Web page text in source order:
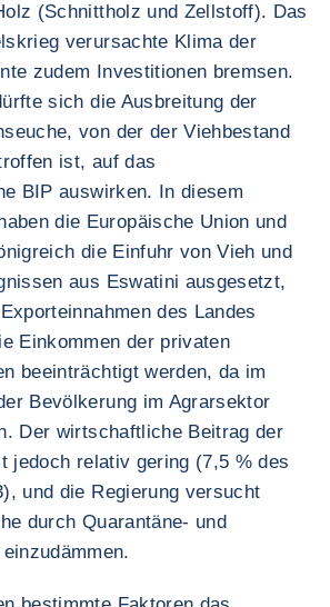
(Schnittholz und Zellstoff). Das
verursachte Klima der
zudem Investitionen bremsen.
sich die Ausbreitung der
von der der Viehbestand
ist, auf das
BIP auswirken. In diesem
die Europäische Union und
die Einfuhr von Vieh und
aus Eswatini ausgesetzt,
des Landes
Einkommen der privaten
beeinträchtigt werden, da im
Bevölkerung im Agrarsektor
Der wirtschaftliche Beitrag der
jedoch relativ gering (7,5 % des
und die Regierung versucht
durch Quarantäne- und